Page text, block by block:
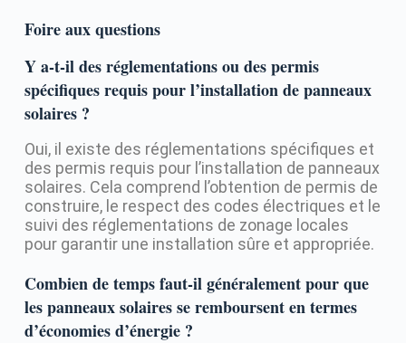
Foire aux questions
Y a-t-il des réglementations ou des permis
spécifiques requis pour l’installation de panneaux
solaires ?
Oui, il existe des réglementations spécifiques et
des permis requis pour l’installation de panneaux
solaires. Cela comprend l’obtention de permis de
construire, le respect des codes électriques et le
suivi des réglementations de zonage locales
pour garantir une installation sûre et appropriée.
Combien de temps faut-il généralement pour que
les panneaux solaires se remboursent en termes
d’économies d’énergie ?